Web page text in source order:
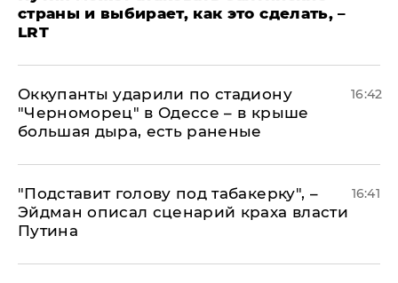
страны и выбирает, как это сделать, –
LRT
Оккупанты ударили по стадиону
"Черноморец" в Одессе – в крыше
большая дыра, есть раненые
16:42
​"Подставит голову под табакерку", –
Эйдман описал сценарий краха власти
Путина
16:41